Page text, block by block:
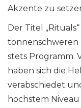
Akzente zu
Der Titel
tonnenschweren
stets Programm.
haben sich die
verabschiedet
höchstem